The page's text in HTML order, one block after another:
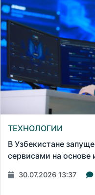
ТЕХНОЛОГИИ
В Узбекистане
сервисами на основе
30.07.2026 13:37